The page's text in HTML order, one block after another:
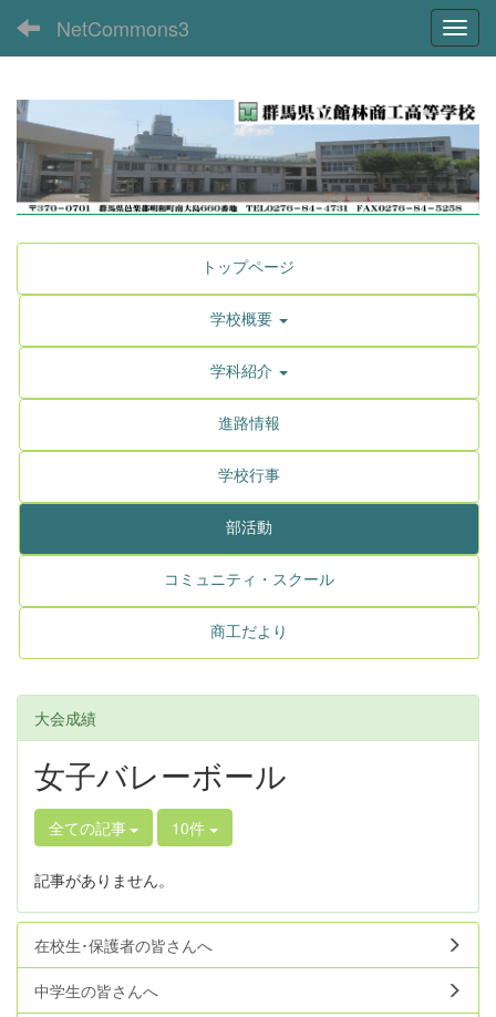
NetCommons3
トップページ
学校概要
学科紹介
進路情報
学校行事
部活動
コミュニティ・スクール
商工だより
大会成績
女子バレーボール
全ての記事 10件
記事がありません。
在校生･保護者の皆さんへ
中学生の皆さんへ